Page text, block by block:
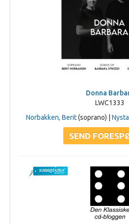
Donna
LWC1333
Norbakken, Berit(soprano) |